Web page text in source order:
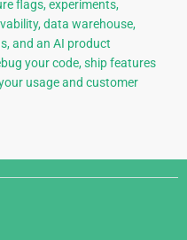
flags, experiments,
data warehouse,
and an AI product
your code, ship features
usage and customer